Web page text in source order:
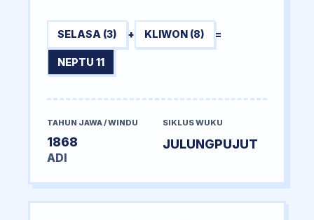
SELASA (3) + KLIWON (8) =
NEPTU 11
TAHUN JAWA / WINDU
1868
ADI
SIKLUS WUKU
JULUNGPUJUT